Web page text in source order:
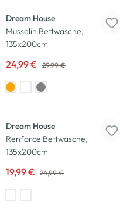
Dream House
Musselin Bettwäsche,
135x200cm
24,99 € 29,99 €
Dream House
Renforce Bettwäsche,
135x200cm
19,99 € 24,99 €